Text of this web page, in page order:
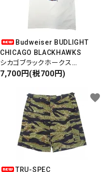
Budweiser BUDLIGHT
CHICAGO BLACKHAWKS
シカゴブラックホークス
半袖Tシャツ
7,700円(税700円)
TRU-SPEC
favorite